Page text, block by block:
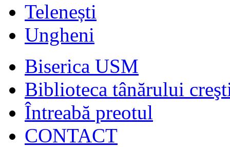
Telenești
Ungheni
Biserica USM
Biblioteca tânărului
Întreabă preotul
CONTACT